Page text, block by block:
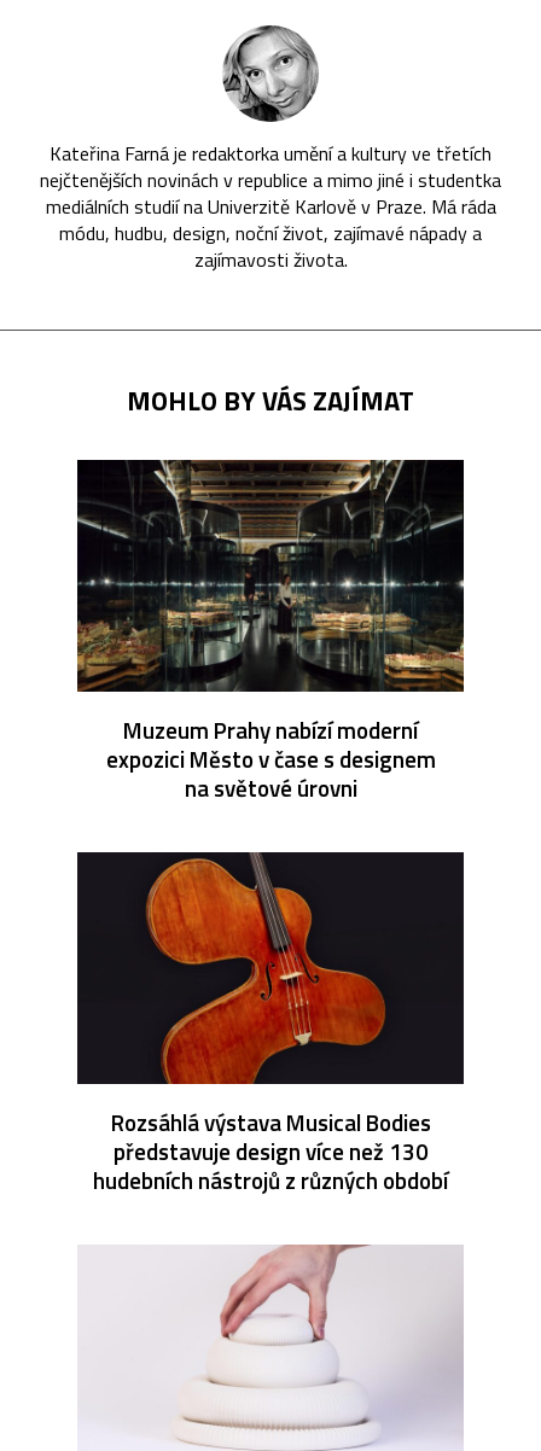
Kateřina Farná je redaktorka umění a kultury ve třetích
nejčtenějších novinách v republice a mimo jiné i studentka
mediálních studií na Univerzitě Karlově v Praze. Má ráda
módu, hudbu, design, noční život, zajímavé nápady a
zajímavosti života.
MOHLO BY VÁS ZAJÍMAT
Muzeum Prahy nabízí moderní
expozici Město v čase s designem
na světové úrovni
Rozsáhlá výstava Musical Bodies
představuje design více než 130
hudebních nástrojů z různých období